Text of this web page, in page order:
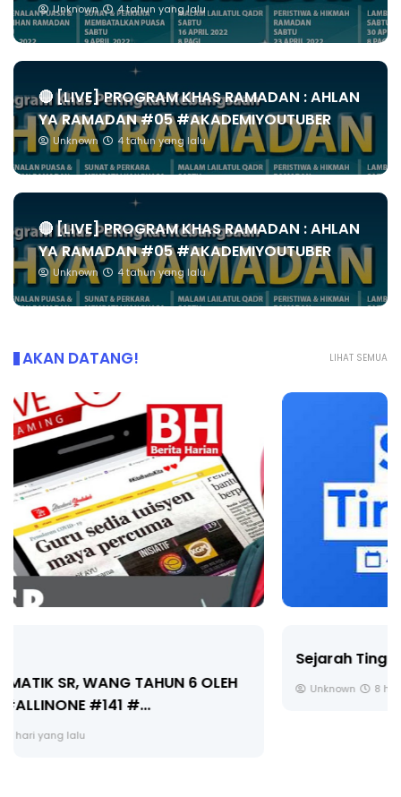
Unknown 4 tahun yang lalu
🔴 [LIVE] PROGRAM KHAS RAMADAN : AHLAN
YA RAMADAN #05 #AKADEMIYOUTUBER
Unknown 4 tahun yang lalu
🔴 [LIVE] PROGRAM KHAS RAMADAN : AHLAN
YA RAMADAN #05 #AKADEMIYOUTUBER
Unknown 4 tahun yang lalu
LIHAT SEMUA
AKAN DATANG!
Unknown 8 hari yang lalu